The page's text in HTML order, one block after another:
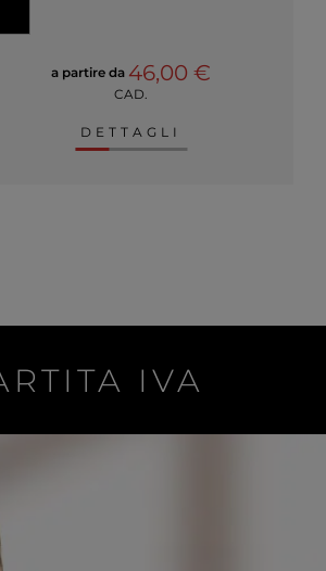
a partire da 46,00 €
CAD.
DETTAGLI
IVA